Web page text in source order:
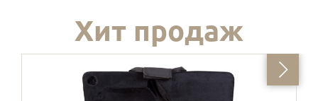
Хит продаж